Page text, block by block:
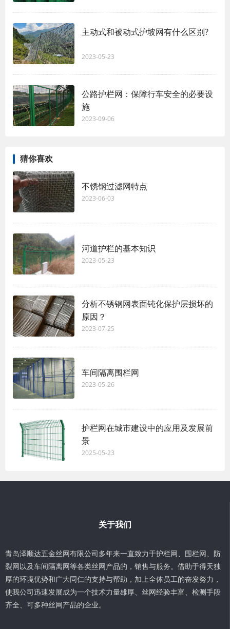
主动式和被动式护坡网有什么区别?
2023-05-23
公路护栏网：保障行车安全的必要设
施
2023-09-06
猜你喜欢
不锈钢过滤网特点
2023-06-03
河道护栏的基本知识
2023-05-23
分析不锈钢网表面钝化保护层损坏的
原因？
2023-07-25
车间隔离围栏网
2023-05-26
护栏网在城市建设中的应用及发展前
景
2025-05-23
关于我们
青岛泽顺达五金丝网有限公司多年来一直致力于护栏网、围栏网、防
裂网以及车间隔离网等各类丝网产品的，销售与服务。借助于得天独
厚的环境优势和广大同仁的支持与帮助，加上全体员工的奋发努力，
使我公司迅速发展成为一个技术力量雄厚、丝网经验丰富、检测手段
齐全、可多种丝网产品的企业。